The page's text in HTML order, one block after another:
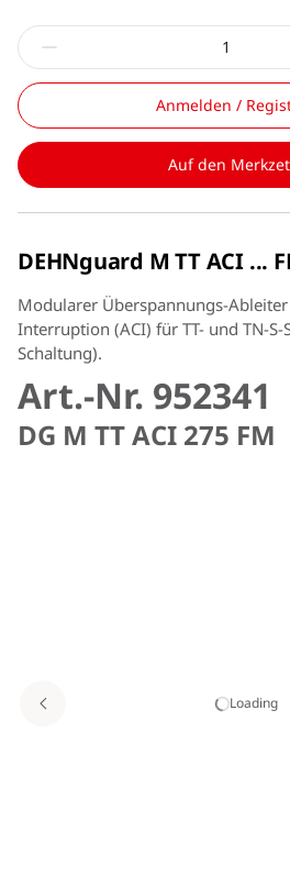
Anmelden /
Auf den
DEHNguard M TT ACI ...
Modularer Überspannungs-
Interruption (ACI) für TT- und TN-S-
Schaltung).
Art.-Nr. 952341
DG M TT ACI 275 FM
Loading